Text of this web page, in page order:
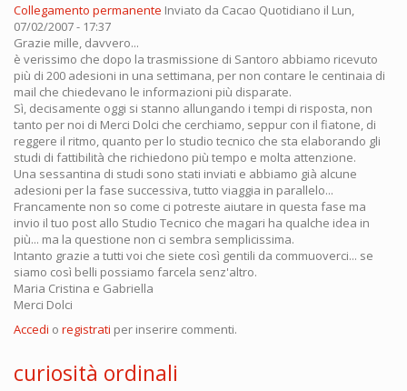
Collegamento permanente Inviato da Cacao Quotidiano il Lun,
07/02/2007 - 17:37
Grazie mille, davvero...
è verissimo che dopo la trasmissione di Santoro abbiamo ricevuto
più di 200 adesioni in una settimana, per non contare le centinaia di
mail che chiedevano le informazioni più disparate.
Sì, decisamente oggi si stanno allungando i tempi di risposta, non
tanto per noi di Merci Dolci che cerchiamo, seppur con il fiatone, di
reggere il ritmo, quanto per lo studio tecnico che sta elaborando gli
studi di fattibilità che richiedono più tempo e molta attenzione.
Una sessantina di studi sono stati inviati e abbiamo già alcune
adesioni per la fase successiva, tutto viaggia in parallelo...
Francamente non so come ci potreste aiutare in questa fase ma
invio il tuo post allo Studio Tecnico che magari ha qualche idea in
più... ma la questione non ci sembra semplicissima.
Intanto grazie a tutti voi che siete così gentili da commuoverci... se
siamo così belli possiamo farcela senz'altro.
Maria Cristina e Gabriella
Merci Dolci
Accedi o registrati per inserire commenti.
curiosità ordinali